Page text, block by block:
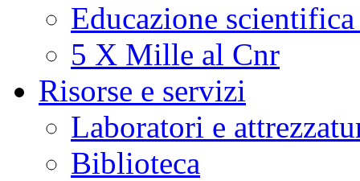
Educazione
5 X Mille al Cnr
Risorse e servizi
Laboratori e
Biblioteca